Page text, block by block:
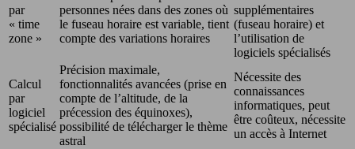
par
« time
zone »
personnes nées dans des zones où
le fuseau horaire est variable, tient
compte des variations horaires
supplémentaires
(fuseau horaire) et
l’utilisation de
logiciels spécialisés
Calcul
par
logiciel
spécialisé
Précision maximale,
fonctionnalités avancées (prise en
compte de l’altitude, de la
précession des équinoxes),
possibilité de télécharger le thème
astral
Nécessite des
connaissances
informatiques, peut
être coûteux, nécessite
un accès à Internet